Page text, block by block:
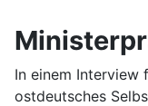
In einem Interview
ostdeutsches